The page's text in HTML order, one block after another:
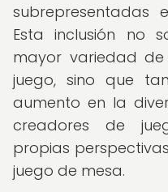
subrepresentadas
Esta inclusión no
mayor variedad
juego, sino que
aumento en la
creadores de
propias
juego de mesa.